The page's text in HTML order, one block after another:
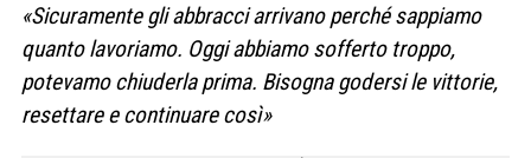
«Sicuramente gli abbracci arrivano perché sappiamo
quanto lavoriamo. Oggi abbiamo sofferto troppo,
potevamo chiuderla prima. Bisogna godersi le vittorie,
resettare e continuare così»